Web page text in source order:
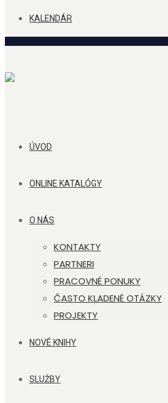
KALENDÁR
ÚVOD
ONLINE KATALÓGY
O NÁS
KONTAKTY
PARTNERI
PRACOVNÉ PONUKY
ČASTO KLADENÉ OTÁZKY
PROJEKTY
NOVÉ KNIHY
SLUŽBY